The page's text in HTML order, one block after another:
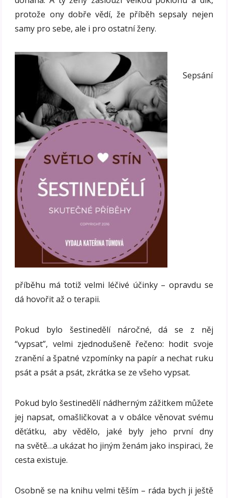
protože ony dobře vědí, že příběh sepsaly nejen
samy pro sebe, ale i pro ostatní ženy.
Sepsání
příběhu má totiž velmi léčivé účinky – opravdu se
dá hovořit až o terapii.
Pokud bylo šestinedělí náročné, dá se z něj
“vypsat”, velmi zjednodušeně řečeno: hodit svoje
zranění a špatné vzpomínky na papír a nechat ruku
psát a psát a psát, zkrátka se ze všeho vypsat.
Pokud bylo šestinedělí nádherným zážitkem můžete
jej napsat, omašličkovat a v obálce věnovat svému
děťátku, aby vědělo, jaké byly jeho první dny
na světě…a ukázat ho jiným ženám jako inspiraci, že
cesta existuje.
Osobně se na knihu velmi těším – ráda bych ji ještě